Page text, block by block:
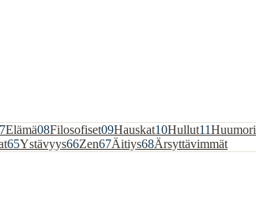
Elämä08Filosofiset09Hauskat10Hullut11Huumori
65Ystävyys66Zen67Äitiys68Ärsyttävimmät